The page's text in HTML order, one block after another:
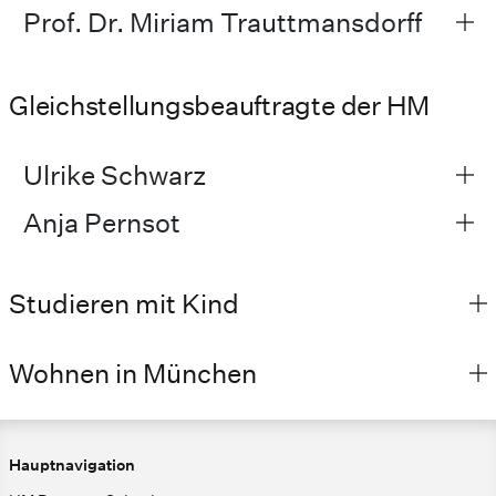
Prof. Dr. Miriam Trauttmansdorff
Gleichstellungsbeauftragte der HM
Ulrike Schwarz
Anja Pernsot
Studieren mit Kind
Wohnen in München
Hauptnavigation